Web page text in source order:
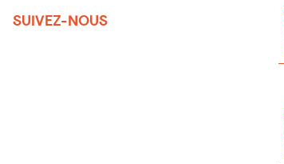
SUIVEZ-NOUS